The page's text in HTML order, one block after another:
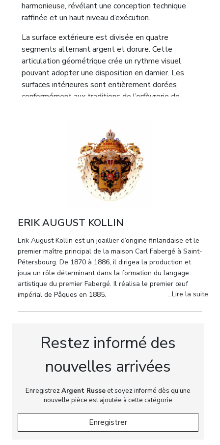
harmonieuse, révélant une conception technique
raffinée et un haut niveau d’exécution.
La surface extérieure est divisée en quatre
segments alternant argent et dorure. Cette
articulation géométrique crée un rythme visuel
pouvant adopter une disposition en damier. Les
surfaces intérieures sont entièrement dorées
conformément aux traditions de l’orfèvrerie de
pétersbourgeois avec des références à la
Renaissance italienne.
L’œuvre est réalisée par Erik August Kollin (1836-
1901), maître important du premier période de la
titre “84” avec les armoiries de Saint-Pétersbourg;
Dimensions:Hauteur: 12 cm; diamètre: 5,5 cm.
Poids:109 g.
État:Bon état. Dorure régulière. Légère usure à la
base. Sans déformations ni restaurations.
ERIK AUGUST KOLLIN
Erik August Kollin est un joaillier d’origine finlandaise et le
premier maître principal de la maison Carl Fabergé à Saint-
Pétersbourg. De 1870 à 1886, il dirigea la production et
joua un rôle déterminant dans la formation du langage
artistique du premier Fabergé. Il réalisa le premier œuf
impérial de Pâques en 1885.
...Lire la suite
Restez informé des
nouvelles arrivées
EnregistrezArgent Russeet soyez informé dès qu'une
nouvelle pièce est ajoutée à cette catégorie
Enregistrer